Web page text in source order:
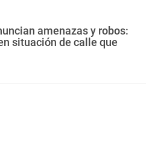
amenazas y robos:
situación de calle que